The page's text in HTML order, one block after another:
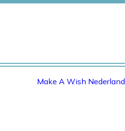
MAKE A WISH NEDERLAND
Make A Wish Nederland